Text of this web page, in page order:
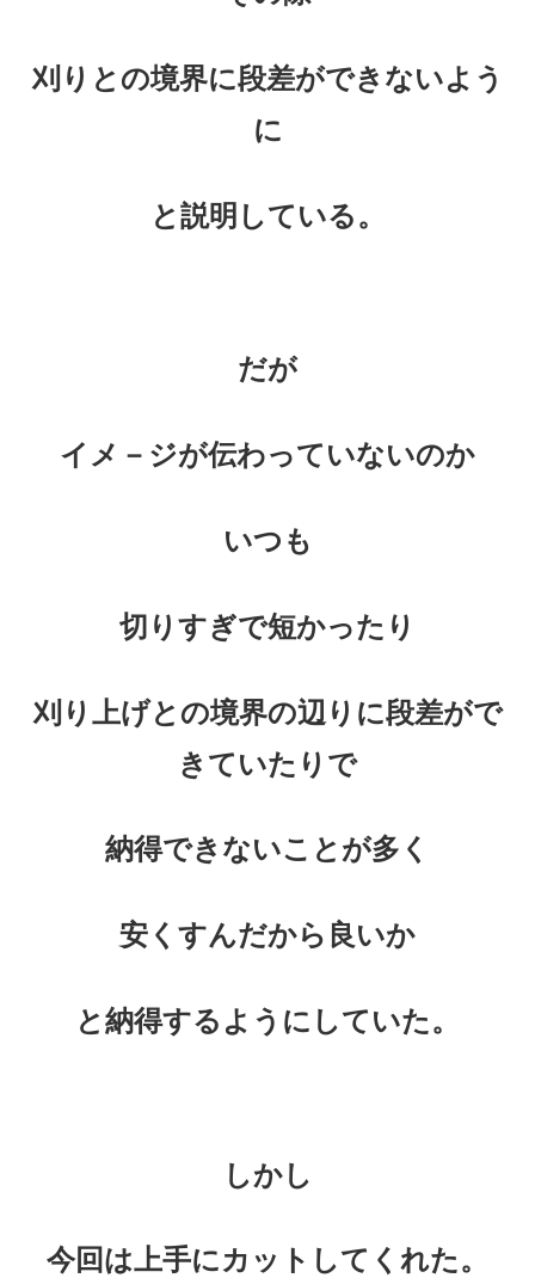
刈りとの境界に段差ができないよう
に
と説明している。
だが
イメ－ジが伝わっていないのか
いつも
切りすぎで短かったり
刈り上げとの境界の辺りに段差がで
きていたりで
納得できないことが多く
安くすんだから良いか
と納得するようにしていた。
しかし
今回は上手にカットしてくれた。